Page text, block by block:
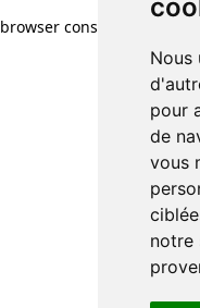
Nous
pour
de
vous
notre
browser console for more